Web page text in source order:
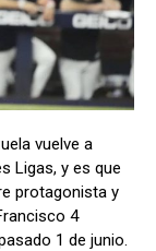
vuelve a
Ligas, y es que
protagonista y
4
1 de junio.